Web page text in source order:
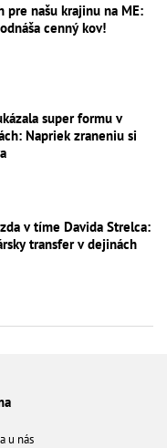
pre našu krajinu na ME:
cenný kov!
super formu v
Napriek zraneniu si
v tíme Davida Strelca:
transfer v dejinách
u nás